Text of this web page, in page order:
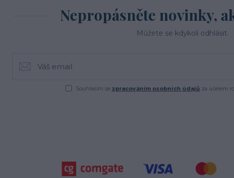
Nepropásněte novinky,
Můžete se kdykoli odhlásit.
Souhlasím se zpracováním osobních údajů za účelem